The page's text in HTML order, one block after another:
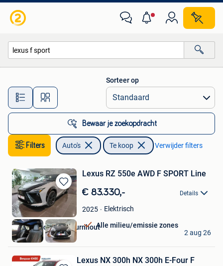
Alle afstanden…
Sorteer op
Bewaar je zoekopdracht
Filters Auto's Te koop Verwijder filters
Bewaren
in
Mijn
Favorieten
Lexus RZ 550e AWD F SPORT Line
€ 83.330,- Details
2025 Elektrisch
Alle milieu/emissie zones
Hedin Automotive Turnhout
Turnhout
2 aug 26
Lexus NX 300h NX 300h E-Four F